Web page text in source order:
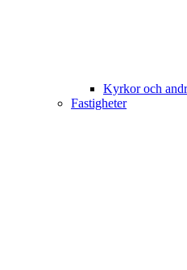
Kyrkor och
Fastigheter